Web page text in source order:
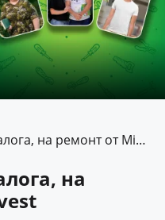
300 000 леев без залога, на ремонт от Microinvest
на